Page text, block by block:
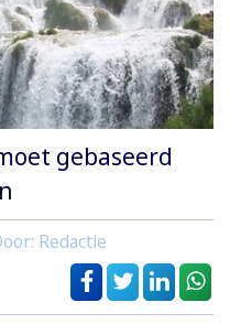
gebaseerd
Redactie